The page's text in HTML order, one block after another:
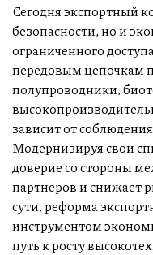
Сегодня экспортный
безопасности, но и
ограниченного
передовым цепочкам
полупроводники,
зависит от
Модернизируя свои
доверие со стороны
партнеров и снижает
сути, реформа
инструментом
путь к росту